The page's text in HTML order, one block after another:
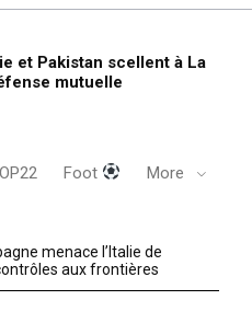
et Pakistan scellent à La
mutuelle
Foot More
menace l’Italie de
aux frontières